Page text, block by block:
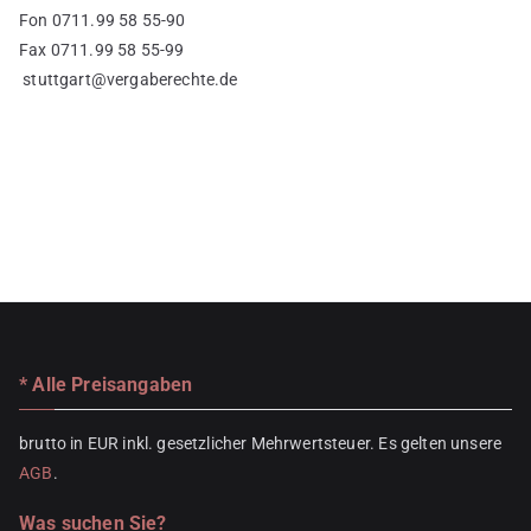
Fon 0711.99 58 55-90
Fax 0711.99 58 55-99
stuttgart@vergaberechte.de
* Alle Preisangaben
brutto in EUR inkl. gesetzlicher Mehrwertsteuer. Es gelten unsere
AGB.
Was suchen Sie?